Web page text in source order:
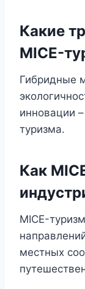
Какие
MICE-
Гибридные
инновации
туризма.
Как
MICE-
местных